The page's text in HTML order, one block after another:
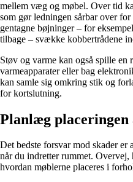
mellem væg og møbel. Over tid
som gør ledningen sårbar over
gentagne bøjninger – for
tilbage – svække kobbertrådene
Støv og varme kan også spille
varmeapparater eller bag
kan samle sig omkring stik og
for kortslutning.
Planlæg placeringen
Det bedste forsvar mod skader
når du indretter rummet.
hvordan møblerne placeres i